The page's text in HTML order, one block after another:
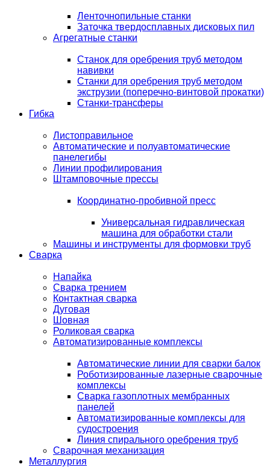
Ленточнопильные станки
Заточка твердосплавных дисковых пил
Агрегатные станки
Станок для оребрения труб методом
навивки
Станки для оребрения труб методом
экструзии (поперечно-винтовой прокатки)
Станки-трансферы
Гибка
Листоправильное
Автоматические и полуавтоматические
панелегибы
Линии профилирования
Штамповочные прессы
Координатно-пробивной пресс
Универсальная гидравлическая
машина для обработки стали
Машины и инструменты для формовки труб
Сварка
Напайка
Сварка трением
Контактная сварка
Дуговая
Шовная
Роликовая сварка
Автоматизированные комплексы
Автоматические линии для сварки балок
Роботизированные лазерные сварочные
комплексы
Сварка газоплотных мембранных
панелей
Автоматизированные комплексы для
судостроения
Линия спирального оребрения труб
Сварочная механизация
Металлургия